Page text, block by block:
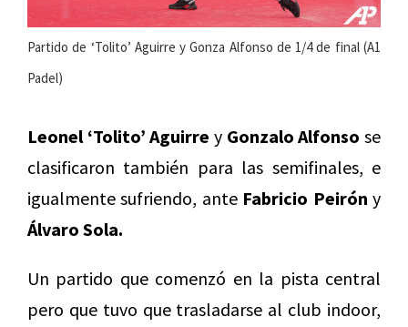
Partido de ‘Tolito’ Aguirre y Gonza Alfonso de 1/4 de final (A1
Padel)
Leonel ‘Tolito’ Aguirre y Gonzalo Alfonso se
clasificaron también para las semifinales, e
igualmente sufriendo, ante Fabricio Peirón y
Álvaro Sola.
Un partido que comenzó en la pista central
pero que tuvo que trasladarse al club indoor,